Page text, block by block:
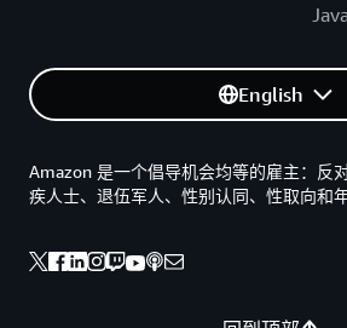
English
Amazon 是一个倡导机会均等的雇主：反
疾人士、退伍军人、性别认同、性取向和年